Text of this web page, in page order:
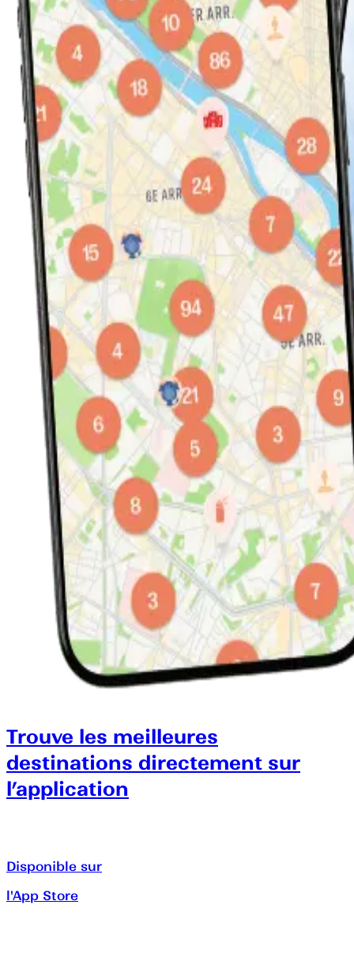
Trouve les meilleures
destinations directement sur
l’application
Disponible sur
l'App Store